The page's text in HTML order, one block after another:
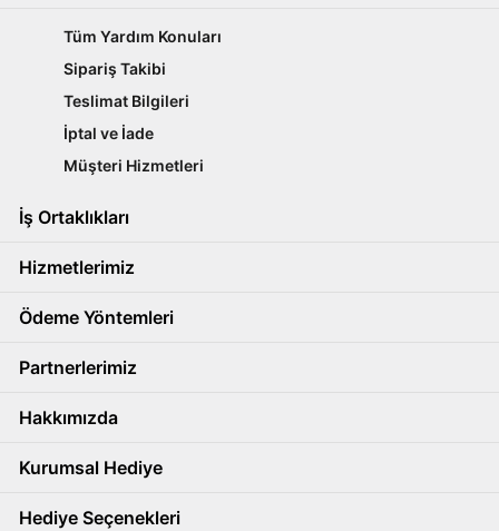
Tüm Yardım Konuları
Sipariş Takibi
Teslimat Bilgileri
İptal ve İade
Müşteri Hizmetleri
İş Ortaklıkları
Hizmetlerimiz
Ödeme Yöntemleri
Partnerlerimiz
Hakkımızda
Kurumsal Hediye
Hediye Seçenekleri